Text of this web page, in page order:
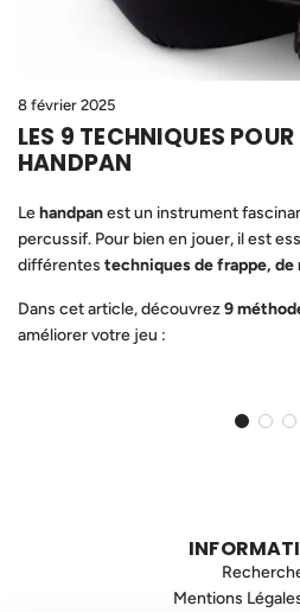
8 février 2025
LES 9 TECHNIQUES
HANDPAN
Lehandpanest un instrument
percussif. Pour bien en jouer, il est
différentes techniques de frappe,
Dans cet article, découvrez9
améliorer votre jeu :
Mentions